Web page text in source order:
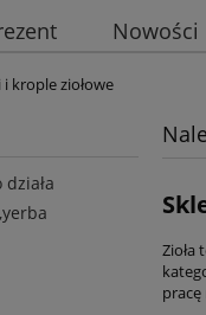
Nowości
krople ziołowe
Zioła